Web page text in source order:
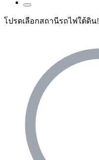
โปรดเลือกสถานีรถไฟใต้ดิน!